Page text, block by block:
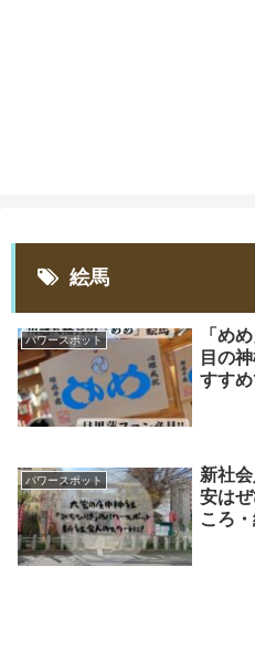
絵馬
パワースポット
「め
目の
すすめ
パワースポット
新社
安は
ころ